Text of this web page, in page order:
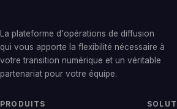
La plateforme d'opérations de diffusion
qui vous apporte la flexibilité nécessaire à
votre transition numérique et un véritable
partenariat pour votre équipe.
PRODUITS